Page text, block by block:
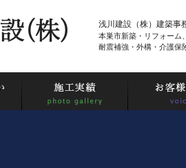
浅川建設（株）建築事
本巣市新築・リフォーム
耐震補強・外構・介護保